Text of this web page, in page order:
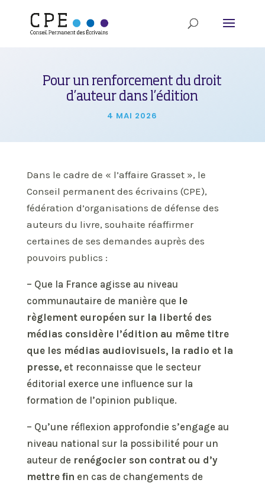
Pour un renforcement du droit
d’auteur dans l’édition
4 MAI 2026
Dans le cadre de « l’affaire Grasset », le
Conseil permanent des écrivains (CPE),
fédération d’organisations de défense des
auteurs du livre, souhaite réaffirmer
certaines de ses demandes auprès des
pouvoirs publics :
– Que la France agisse au niveau
communautaire de manière que le
règlement européen sur la liberté des
médias considère l’édition au même titre
que les médias audiovisuels, la radio et la
presse, et reconnaisse que le secteur
éditorial exerce une inﬂuence sur la
formation de l’opinion publique.
– Qu’une réﬂexion approfondie s’engage au
niveau national sur la possibilité pour un
auteur de renégocier son contrat ou d’y
mettre ﬁn en cas de changements de